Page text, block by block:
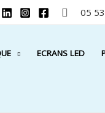
05
ECRANS LED